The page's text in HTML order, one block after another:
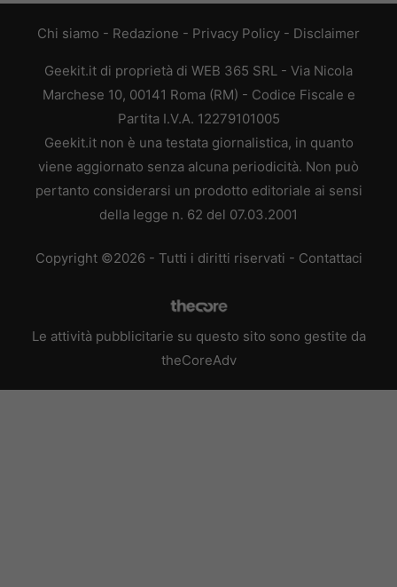
Chi siamo - Redazione - Privacy Policy - Disclaimer
Geekit.it di proprietà di WEB 365 SRL - Via Nicola
Marchese 10, 00141 Roma (RM) - Codice Fiscale e
Partita I.V.A. 12279101005
Geekit.it non è una testata giornalistica, in quanto
viene aggiornato senza alcuna periodicità. Non può
pertanto considerarsi un prodotto editoriale ai sensi
della legge n. 62 del 07.03.2001
Copyright ©2026 - Tutti i diritti riservati - Contattaci
Le attività pubblicitarie su questo sito sono gestite da
theCoreAdv